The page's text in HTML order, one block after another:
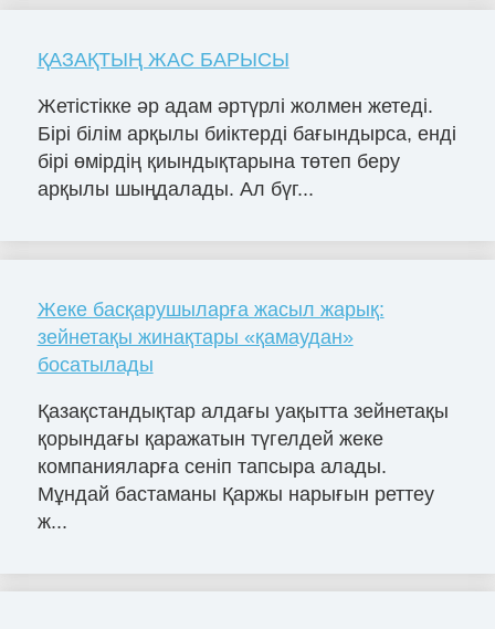
ҚАЗАҚТЫҢ ЖАС БАРЫСЫ
Жетістікке әр адам әртүрлі жолмен жетеді.
Бірі білім арқылы биіктерді бағындырса, енді
бірі өмірдің қиындықтарына төтеп беру
арқылы шыңдалады. Ал бүг...
Жеке басқарушыларға жасыл жарық:
зейнетақы жинақтары «қамаудан»
босатылады
Қазақстандықтар алдағы уақытта зейнетақы
қорындағы қаражатын түгелдей жеке
компанияларға сеніп тапсыра алады.
Мұндай бастаманы Қаржы нарығын реттеу
ж...